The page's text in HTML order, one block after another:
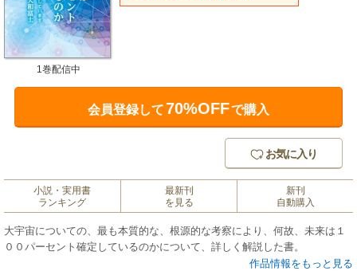
1巻配信中
会員登録して70%OFFで購入
お気に入り
小説・実用書
ランキング
最新刊
を見る
新刊
自動購入
大宇宙についての、最も本質的な、根源的な考察により、何故、未来は１
００パーセント確定しているのかについて、詳しく解説した書。
作品情報をもっと見る